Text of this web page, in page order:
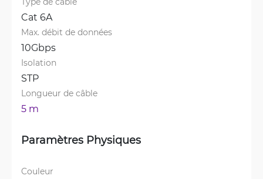
Cat 6A
Max. débit de données
10Gbps
Isolation
STP
Longueur de câble
5 m
Paramètres Physiques
Couleur